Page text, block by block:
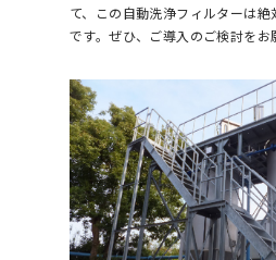
て、この自動洗浄フィルターは絶
です。ぜひ、ご導入のご検討をお